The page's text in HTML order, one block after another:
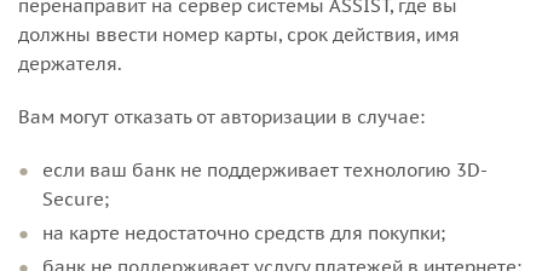
перенаправит на сервер системы ASSIST, где вы
должны ввести номер карты, срок действия, имя
держателя.
Вам могут отказать от авторизации в случае:
если ваш банк не поддерживает технологию 3D-
Secure;
на карте недостаточно средств для покупки;